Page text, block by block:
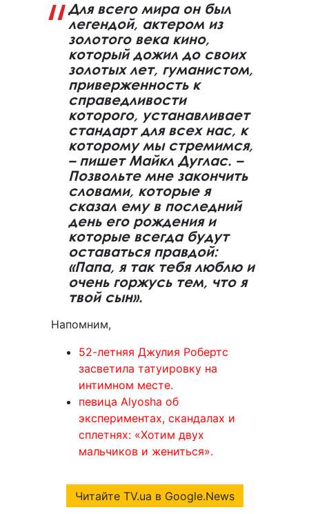
Для всего мира он был
легендой, актером из
золотого века кино,
который дожил до своих
золотых лет, гуманистом,
приверженность к
справедливости
которого, устанавливает
стандарт для всех нас, к
которому мы стремимся,
– пишет Майкл Дуглас. –
Позвольте мне закончить
словами, которые я
сказал ему в последний
день его рождения и
которые всегда будут
оставаться правдой:
«Папа, я так тебя люблю и
очень горжусь тем, что я
твой сын».
Напомним,
52-летняя Джулия Робертс
засветила татуировку на
интимном месте.
певица Alyosha об
экспериментах, скандалах и
сплетнях: «Хотим двух
мальчиков и жениться».
Читайте TV.ua в Google.News